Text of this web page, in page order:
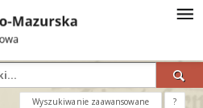
Wyszukiwanie zaawansowane ?